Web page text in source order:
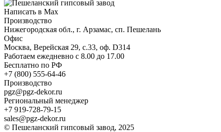
Написать в Max
Производство
Нижегородская обл., г. Арзамас, сп. Пешелань
Офис
Москва, Верейская 29, с.33, оф. D314
Работаем ежедневно с 8.00 до 17.00
Бесплатно по РФ
+7 (800) 555-64-46
Производство
pgz@pgz-dekor.ru
Региональный менеджер
+7 919-728-79-15
sales@pgz-dekor.ru
© Пешеланский гипсовый завод, 2025